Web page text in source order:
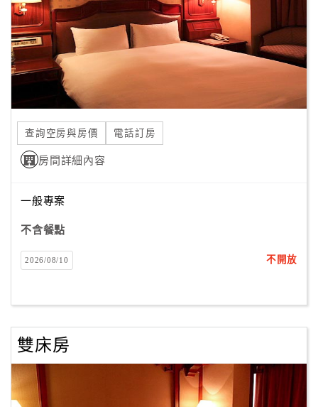
客
滿
意
度
訂
單
管
理
員
戶
客
服
聯
單
查詢空房與房價 電話訂房
房間詳細內容
一般專案
不含餐點
2026/08/10 不開放
雙床房